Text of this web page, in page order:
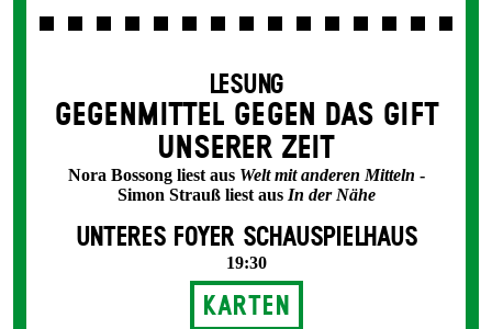
LESUNG
GEGEN­MITTEL GEGEN DAS GIFT
UNSERER ZEIT
Nora Bossong liest aus Welt mit anderen Mitteln -
Simon Strauß liest aus In der Nähe
UNTERES FOYER SCHAUSPIELHAUS
19:30
Karten